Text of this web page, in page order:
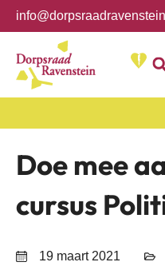
Doe mee
cursus
19 maart 2021